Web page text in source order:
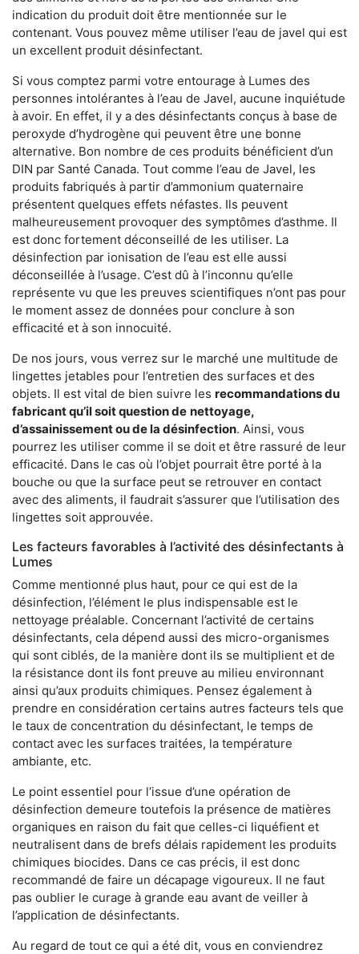
indication du produit doit être mentionnée sur le
contenant. Vous pouvez même utiliser l’eau de javel qui est
un excellent produit désinfectant.
Si vous comptez parmi votre entourage à Lumes des
personnes intolérantes à l’eau de Javel, aucune inquiétude
à avoir. En effet, il y a des désinfectants conçus à base de
peroxyde d’hydrogène qui peuvent être une bonne
alternative. Bon nombre de ces produits bénéficient d’un
DIN par Santé Canada. Tout comme l’eau de Javel, les
produits fabriqués à partir d’ammonium quaternaire
présentent quelques effets néfastes. Ils peuvent
malheureusement provoquer des symptômes d’asthme. Il
est donc fortement déconseillé de les utiliser. La
désinfection par ionisation de l’eau est elle aussi
déconseillée à l’usage. C’est dû à l’inconnu qu’elle
représente vu que les preuves scientifiques n’ont pas pour
le moment assez de données pour conclure à son
efficacité et à son innocuité.
De nos jours, vous verrez sur le marché une multitude de
lingettes jetables pour l’entretien des surfaces et des
objets. Il est vital de bien suivre les recommandations du
fabricant qu’il soit question de nettoyage,
d’assainissement ou de la désinfection. Ainsi, vous
pourrez les utiliser comme il se doit et être rassuré de leur
efficacité. Dans le cas où l’objet pourrait être porté à la
bouche ou que la surface peut se retrouver en contact
avec des aliments, il faudrait s’assurer que l’utilisation des
lingettes soit approuvée.
Les facteurs favorables à l’activité des désinfectants à
Lumes
Comme mentionné plus haut, pour ce qui est de la
désinfection, l’élément le plus indispensable est le
nettoyage préalable. Concernant l’activité de certains
désinfectants, cela dépend aussi des micro-organismes
qui sont ciblés, de la manière dont ils se multiplient et de
la résistance dont ils font preuve au milieu environnant
ainsi qu’aux produits chimiques. Pensez également à
prendre en considération certains autres facteurs tels que
le taux de concentration du désinfectant, le temps de
contact avec les surfaces traitées, la température
ambiante, etc.
Le point essentiel pour l’issue d’une opération de
désinfection demeure toutefois la présence de matières
organiques en raison du fait que celles-ci liquéfient et
neutralisent dans de brefs délais rapidement les produits
chimiques biocides. Dans ce cas précis, il est donc
recommandé de faire un décapage vigoureux. Il ne faut
pas oublier le curage à grande eau avant de veiller à
l’application de désinfectants.
Au regard de tout ce qui a été dit, vous en conviendrez